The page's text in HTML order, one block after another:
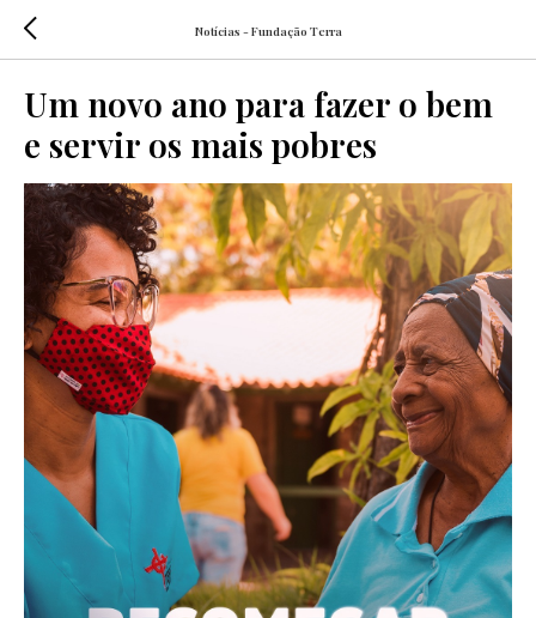
Notícias - Fundação Terra
Um novo ano para fazer o bem
e servir os mais pobres